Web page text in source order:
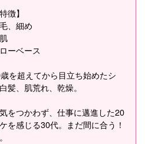
徴】
、細め
ーベース
を超えてから目立ち始めたシ
髪、肌荒れ、乾燥。
をつかわず、仕事に邁進した20
を感じる30代。まだ間に合う！